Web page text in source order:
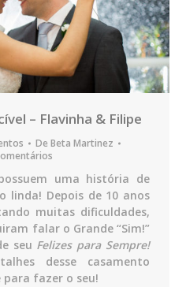
– Flavinha & Filipe
De Beta Martinez
uma história de
linda! Depois de 10 anos
muitas dificuldades,
falar o Grande “Sim!”
seu Felizes para Sempre!
desse casamento
para fazer o seu!